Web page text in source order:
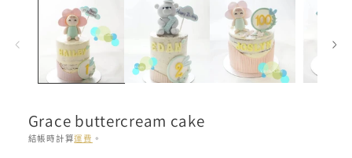
Grace buttercream cake
結帳時計算運費 。